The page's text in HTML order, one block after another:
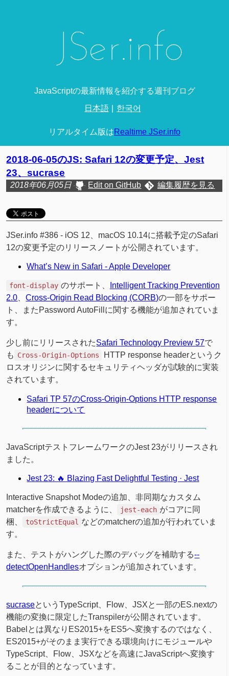
JavaScriptの最新情報を紹介する週刊ブログ
日本語 한국어
リアルタイム版はRealtime JSer.info
2018-06-05のJS: Safari 12の変更予定、Jest
23、sucrase
2018年06月05日 Edit on GitHub 編集履歴を見る
JSer.info #386 - iOS 12、macOS 10.14に搭載予定のSafari
12の変更予定のリリースノートが公開されています。
What’s New in Safari - Apple Developer
font-display のサポート、
Intelligent Tracking Prevention
2.0 、Cross-Origin Read Blocking (CORB)の一部をサポー
ト、またPassword AutoFillに関する機能が追加されていま
す。
少し前にリリースされたSafari Technology Preview 57で
も Cross-Origin-Options
HTTP response headerというク
ロスオリジンに関するセキュリティヘッダが試験的に実装
されています。
Safari TP 57のCross-Origin-Options HTTP response
headerについて
JavaScriptテストフレームワークのJest 23がリリースされ
ました。
Jest 23: 🔥 Blazing Fast Delightful Testing · Jest
Interactive Snapshot Modeの追加、非同期なカスタム
matcherを作成できるように、
jest-each がコアに同
梱、
toStrictEqual などのmatcherの追加が行われていま
す。
また、テストがハングした際のデバッグを補助する--
detectOpenHandlesオプションが追加されています。
sucraseというTypeScript、Flow、JSXと一部のES.nextの
機能の変換に限定したTranspilerが公開されています。
Babelとは異なりES2015+をES5へ変換するのではなく、
ES2015+がそのまま実行できる環境向けにモジュールや
TypeScript、Flow、JSXなどを高速にJavaScriptへ変換す
ることが目的となっています。